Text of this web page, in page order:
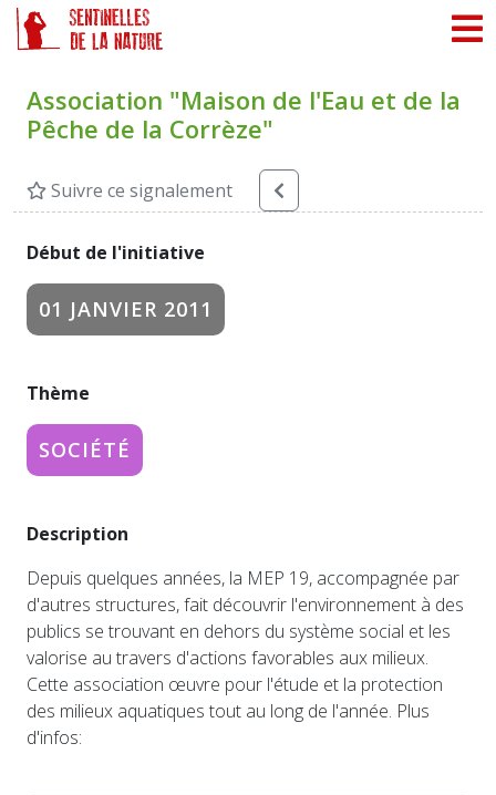
Association "Maison de l'Eau et de la
Pêche de la Corrèze"
Suivre ce signalement
Début de l'initiative
01 JANVIER 2011
Thème
SOCIÉTÉ
Description
Depuis quelques années, la MEP 19, accompagnée par
d'autres structures, fait découvrir l'environnement à des
publics se trouvant en dehors du système social et les
valorise au travers d'actions favorables aux milieux.
Cette association œuvre pour l'étude et la protection
des milieux aquatiques tout au long de l'année. Plus
d'infos:
Panneau de gestion des cookies